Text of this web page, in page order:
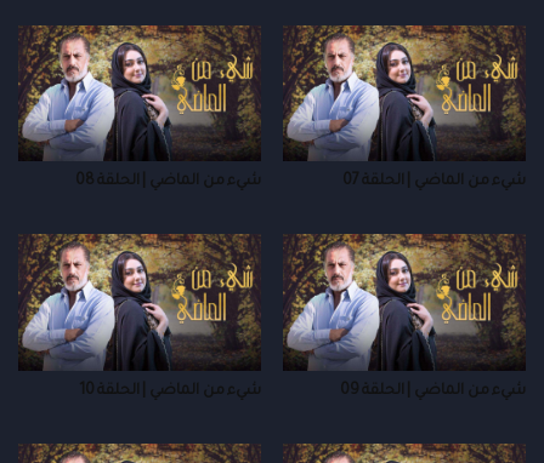
شيء من الماضي | الحلقة 07 شيء من الماضي | الحلقة 08
شيء من الماضي | الحلقة 09 شيء من الماضي | الحلقة 10